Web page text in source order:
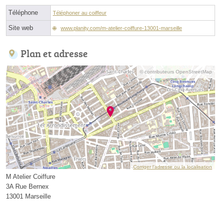
Téléphone Téléphoner au coiffeur
Site web www.planity.com/m-atelier-coiffure-13001-marseille
Plan et adresse
© contributeurs OpenStreetMap
Corriger l’adresse ou la localisation
M Atelier Coiffure
3A Rue Bernex
13001 Marseille